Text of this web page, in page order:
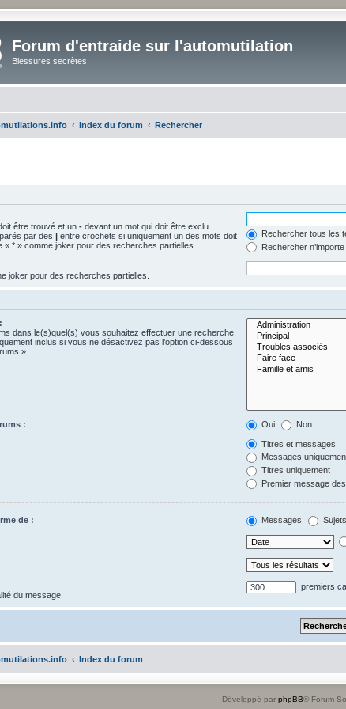
Forum d'entraide sur l'automutilation
Blessures secrètes
Index du forum Rechercher
être trouvé et un - devant un mot qui doit être exclu.
par des | entre crochets si uniquement un des mots doit
* » comme joker pour des recherches partielles.
Rechercher tous les
Rechercher
joker pour des recherches partielles.
dans le(s)quel(s) vous souhaitez effectuer une recherche.
inclus si vous ne désactivez pas l’option ci-dessous
».
: Oui Non
Titres et messages
Messages
Titres uniquement
Premier message
de : Messages Sujets
du message.
premiers
Index du forum
Développé par phpBB® Forum